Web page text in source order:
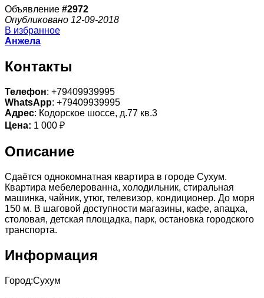
Объявление #2972
Опубликовано 12-09-2018
В избранное
Анжела
Контакты
Телефон: +79409939995
WhatsApp: +79409939995
Адрес: Кодорское шоссе, д.77 кв.3
Цена: 1 000 ₽
Описание
Сдаётся однокомнатная квартира в городе Сухум.
Квартира мебелерованна, холодильник, стиральная
машинка, чайник, утюг, телевизор, кондиционер. До моря
150 м. В шаговой доступности магазины, кафе, апацха,
столовая, детская площадка, парк, остановка городского
транспорта.
Информация
Город:Сухум